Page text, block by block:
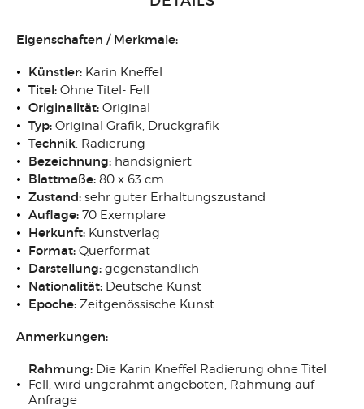
Eigenschaften / Merkmale:
Künstler: Karin Kneffel
Titel: Ohne Titel- Fell
Originalität: Original
Typ: Original Grafik, Druckgrafik
Technik: Radierung
Bezeichnung: handsigniert
Blattmaße: 80 x 63 cm
Zustand: sehr guter Erhaltungszustand
Auflage: 70 Exemplare
Herkunft: Kunstverlag
Format: Querformat
Darstellung: gegenständlich
Nationalität: Deutsche Kunst
Epoche: Zeitgenössische Kunst
Anmerkungen:
Rahmung: Die Karin Kneffel Radierung ohne Titel
Fell, wird ungerahmt angeboten, Rahmung auf
Anfrage